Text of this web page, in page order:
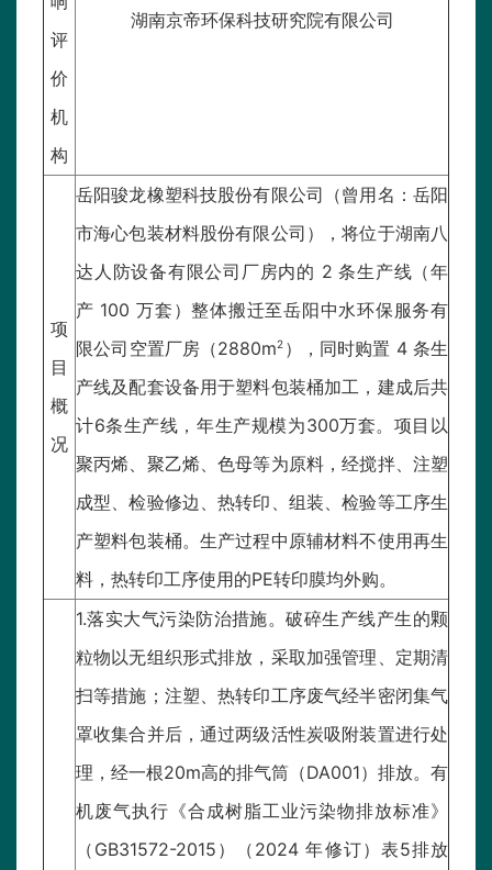
评
价
机
构
湖南京帝环保科技研究院有限公司
项
目
概
况
岳阳骏龙橡塑科技股份有限公司（曾用名：岳阳
市海心包装材料股份有限公司），将位于湖南八
达人防设备有限公司厂房内的 2 条生产线（年
产 100 万套）整体搬迁至岳阳中水环保服务有
限公司空置厂房（2880m2 ），同时购置 4 条生
产线及配套设备用于塑料包装桶加工，建成后共
计6条生产线，年生产规模为300万套。项目以
聚丙烯、聚乙烯、色母等为原料，经搅拌、注塑
成型、检验修边、热转印、组装、检验等工序生
产塑料包装桶。生产过程中原辅材料不使用再生
料，热转印工序使用的PE转印膜均外购。
1.落实大气污染防治措施。破碎生产线产生的颗
粒物以无组织形式排放，采取加强管理、定期清
扫等措施；注塑、热转印工序废气经半密闭集气
罩收集合并后，通过两级活性炭吸附装置进行处
理，经一根20m高的排气筒（DA001）排放。有
机废气执行《合成树脂工业污染物排放标准》
（GB31572-2015）（2024 年修订）表5排放